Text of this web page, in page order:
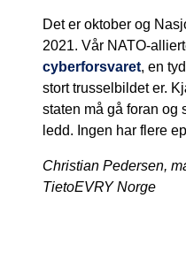
Det er oktober og
2021. Vår NATO-
cyberforsvaret, en
stort trusselbildet er.
staten må gå foran og
ledd. Ingen har flere
Christian Pedersen,
TietoEVRY Norge